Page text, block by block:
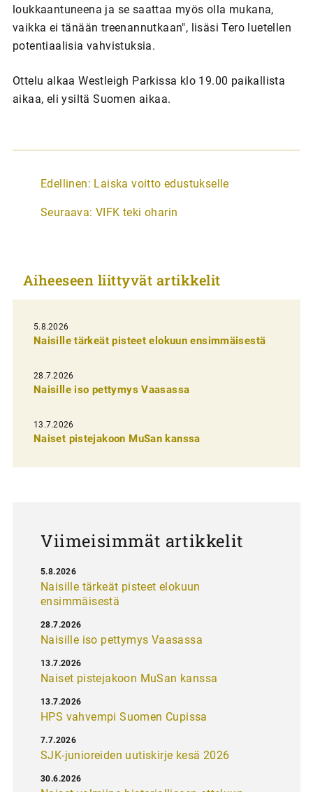
loukkaantuneena ja se saattaa myös olla mukana,
vaikka ei tänään treenannutkaan", lisäsi Tero luetellen
potentiaalisia vahvistuksia.
Ottelu alkaa Westleigh Parkissa klo 19.00 paikallista
aikaa, eli ysiltä Suomen aikaa.
A
t
k
e
l
i
e
n
e
Edellinen: Laiska voitto edustukselle
Seuraava: VIFK teki oharin
Aiheeseen liittyvät artikkelit
5.8.2026
Naisille tärkeät pisteet elokuun ensimmäisestä
28.7.2026
Naisille iso pettymys Vaasassa
13.7.2026
Naiset pistejakoon MuSan kanssa
Viimeisimmät artikkelit
Naisille tärkeät pisteet elokuun
ensimmäisestä
5.8.2026
Naisille iso pettymys Vaasassa
28.7.2026
Naiset pistejakoon MuSan kanssa
13.7.2026
HPS vahvempi Suomen Cupissa
13.7.2026
SJK-junioreiden uutiskirje kesä 2026
7.7.2026
30.6.2026